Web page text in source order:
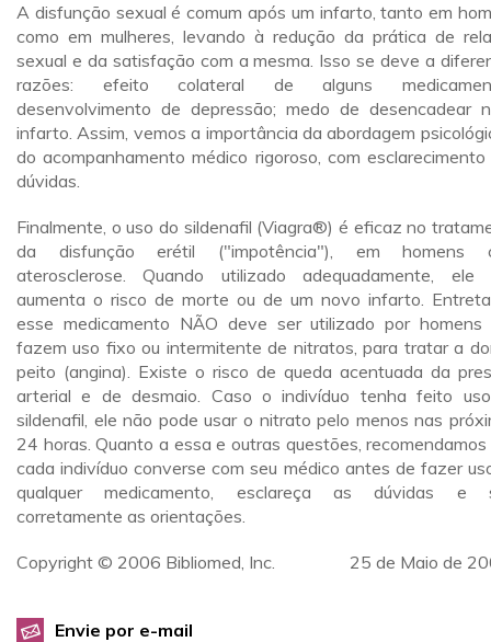
A disfunção sexual é comum após um infarto, tanto em
como em mulheres, levando à redução da prática de
sexual e da satisfação com a mesma. Isso se deve a
razões: efeito colateral de alguns
desenvolvimento de depressão; medo de desencadear
infarto. Assim, vemos a importância da abordagem
do acompanhamento médico rigoroso, com esclarecimento
dúvidas.
Finalmente, o uso do sildenafil (Viagra®) é eficaz no
da disfunção erétil ("impotência"), em homens
aterosclerose. Quando utilizado adequadamente, ele
aumenta o risco de morte ou de um novo infarto.
esse medicamento NÃO deve ser utilizado por homens
fazem uso fixo ou intermitente de nitratos, para tratar a
peito (angina). Existe o risco de queda acentuada da
arterial e de desmaio. Caso o indivíduo tenha feito
sildenafil, ele não pode usar o nitrato pelo menos nas
24 horas. Quanto a essa e outras questões, recomendamos
cada indivíduo converse com seu médico antes de fazer
qualquer medicamento, esclareça as dúvidas e
corretamente as orientações.
Copyright © 2006 Bibliomed, Inc. 25 de Maio de
Envie por e-mail